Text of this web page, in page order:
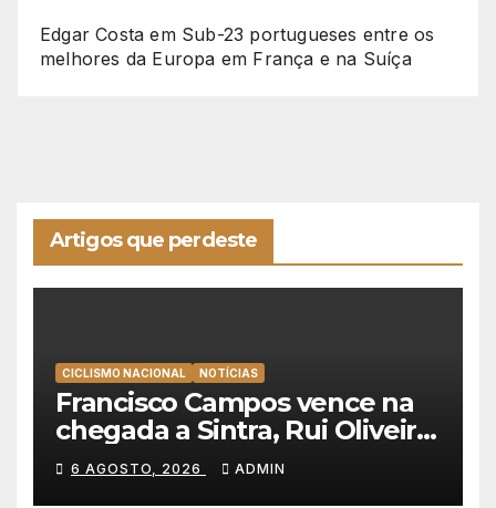
Edgar Costa em Sub-23 portugueses entre os
melhores da Europa em França e na Suíça
Artigos que perdeste
CICLISMO NACIONAL NOTÍCIAS
Francisco Campos vence na
chegada a Sintra, Rui Oliveira
veste de amarelo na Volta a
Portugal
6 AGOSTO, 2026 ADMIN